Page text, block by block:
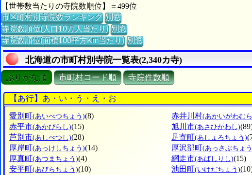
【世帯数当たりの寺院数順位】＝499位
市区町村別寺院数ランキング 別窓
寺院数順位(人口10万人当たり) 別窓
寺院数順位(面積100平方Km当たり) 別窓
北海道の市町村別寺院一覧表(2,340カ寺)
ぶりがな順 市町村コード順 寺院件数順
【あ行】あ・い・う・え・お
愛別町(あいべつちょう)(8) 赤井川村(あかいがわむ
赤平市(あかびらし)(15) 旭川市(あさひかわし)
芦別市(あしべつし)(28) 足寄町(あしょろちょう)
厚岸町(あっけしちょう)(14) 厚沢部町(あっさぶちょ
厚真町(あつまちょう)(4) 網走市(あばしりし)
安平町(あびらちょう)(10) 池田町(いけだちょう)